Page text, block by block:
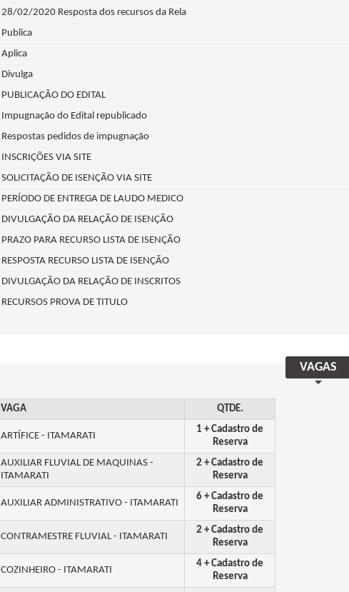
28/02/2020 Resposta dos recursos da Rela
Publica
Aplica
Divulga
PUBLICAÇÃO DO EDITAL
Impugnação do Edital republicado
Respostas pedidos de impugnação
INSCRIÇÕES VIA SITE
SOLICITAÇÃO DE ISENÇÃO VIA SITE
PERÍODO DE ENTREGA DE LAUDO MEDICO
DIVULGAÇÃO DA RELAÇÃO DE ISENÇÃO
PRAZO PARA RECURSO LISTA DE ISENÇÃO
RESPOSTA RECURSO LISTA DE ISENÇÃO
DIVULGAÇÃO DA RELAÇÃO DE INSCRITOS
RECURSOS PROVA DE TITULO
VAGAS
VAGA QTDE.
ARTÍFICE - ITAMARATI
1 + Cadastro de
Reserva
AUXILIAR FLUVIAL DE MAQUINAS -
ITAMARATI
2 + Cadastro de
Reserva
AUXILIAR ADMINISTRATIVO - ITAMARATI
6 + Cadastro de
Reserva
CONTRAMESTRE FLUVIAL - ITAMARATI
2 + Cadastro de
Reserva
COZINHEIRO - ITAMARATI
4 + Cadastro de
Reserva